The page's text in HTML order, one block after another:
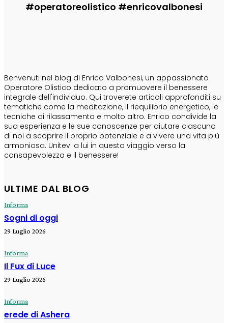
#operatoreolistico #enricovalbonesi
Benvenuti nel blog di Enrico Valbonesi, un appassionato
Operatore Olistico dedicato a promuovere il benessere
integrale dell'individuo. Qui troverete articoli approfonditi su
tematiche come la meditazione, il riequilibrio energetico, le
tecniche di rilassamento e molto altro. Enrico condivide la
sua esperienza e le sue conoscenze per aiutare ciascuno
di noi a scoprire il proprio potenziale e a vivere una vita più
armoniosa. Unitevi a lui in questo viaggio verso la
consapevolezza e il benessere!
ULTIME DAL BLOG
Informa
Sogni di oggi
29 Luglio 2026
Informa
Il Fux di Luce
29 Luglio 2026
Informa
erede di Ashera